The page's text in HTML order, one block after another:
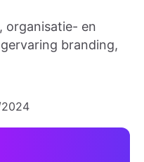
organisatie- en
branding,